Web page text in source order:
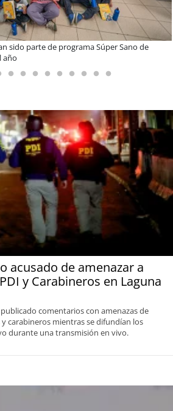
tecnología para modernizar la
acusado de amenazar a
y Carabineros en Laguna
comentarios con amenazas de
carabineros mientras se difundían los
durante una transmisión en vivo.